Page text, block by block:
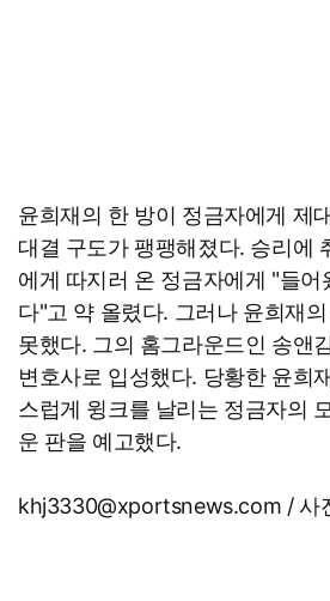
윤희재의 한 방이 정금자에게 제
대결 구도가 팽팽해졌다. 승리에
에게 따지러 온 정금자에게 "들어
다"고 약 올렸다. 그러나 윤희재
못했다. 그의 홈그라운드인 송앤
변호사로 입성했다. 당황한 윤희
스럽게 윙크를 날리는 정금자의
운 판을 예고했다.
khj3330@xportsnews.com / 사